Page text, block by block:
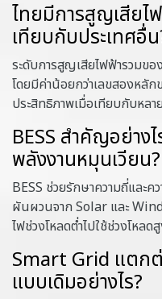
ไทยมีการสูญเสียไ
เทียบกับประเทศอื่
ระดับการสูญเสียไฟฟ้ารวมขอ
โดยมีค่าน้อยกว่าเลขสองหลั
ประสิทธิภาพเมื่อเทียบกับหลา
BESS สำคัญอย่าง
พลังงานหมุนเวียน?
BESS ช่วยรักษาความถี่และ
ผันผวนจาก Solar และ
ไฟช่วงโหลดต่ำไปใช้ช่วงโหลด
Smart Grid แตกต่
แบบเดิมอย่างไร?